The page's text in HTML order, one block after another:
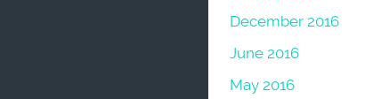
December 2016
June 2016
May 2016